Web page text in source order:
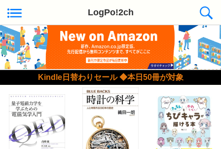
LogPo!2ch
Kindle日替わりセール ◆本日50冊が対象